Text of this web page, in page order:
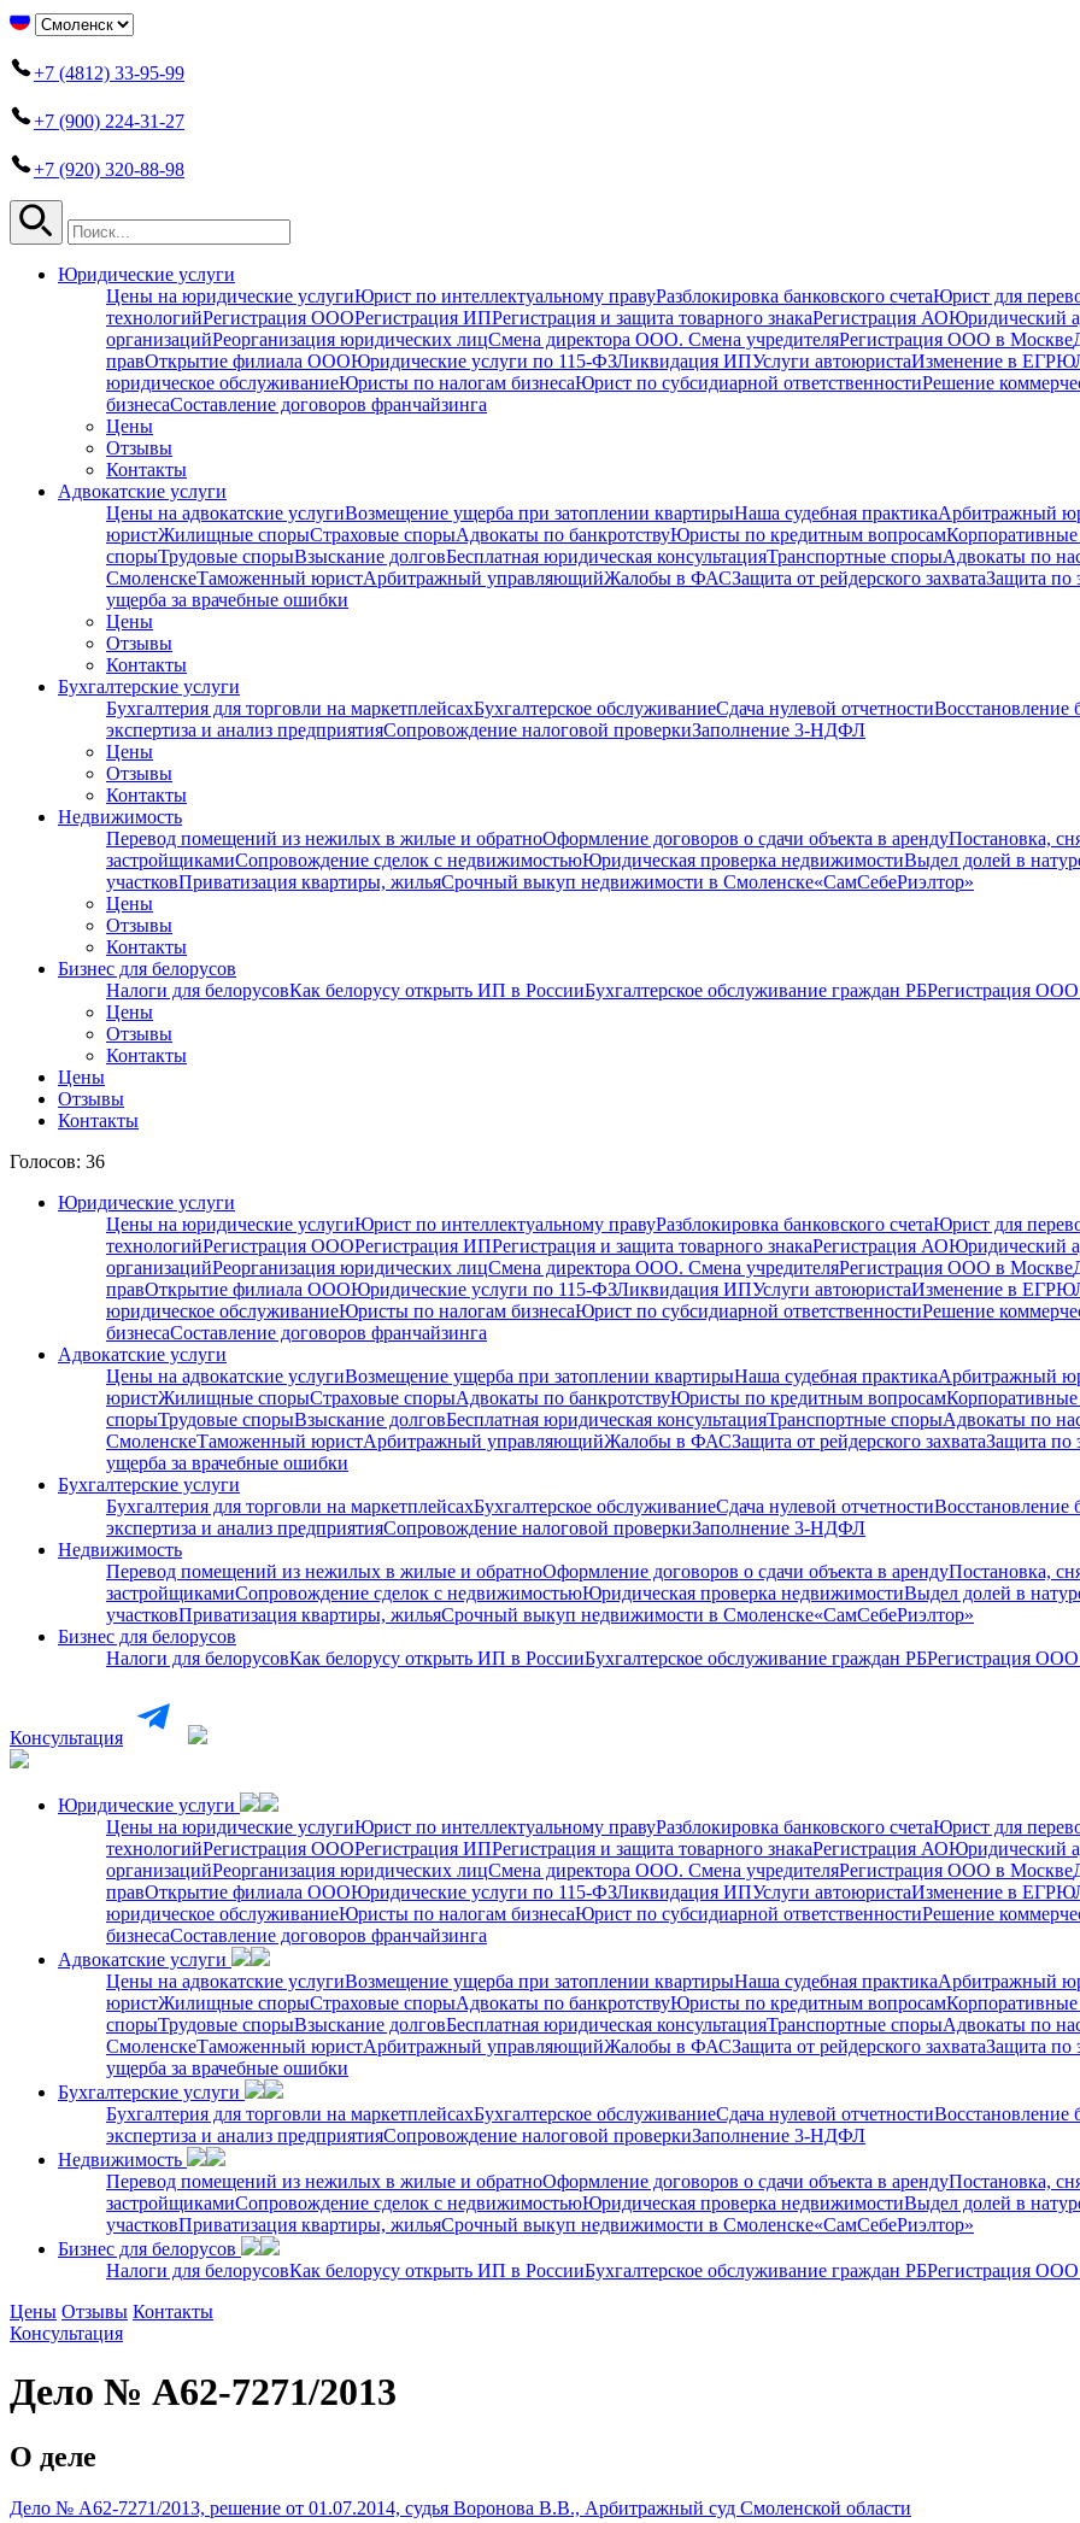
+7 (4812) 33-95-99
+7 (900) 224-31-27
+7 (920) 320-88-98
Юридические услуги
Цены на юридические услугиЮрист по интеллектуальному правуРазблокировка банковского счетаЮрист для
технологийРегистрация ОООРегистрация ИПРегистрация и защита товарного знакаРегистрация АОЮридический
организацийРеорганизация юридических лицСмена директора ООО. Смена учредителяРегистрация ООО в Москве
правОткрытие филиала ОООЮридические услуги по 115-ФЗЛиквидация ИПУслуги автоюристаИзменение в
юридическое обслуживаниеЮристы по налогам бизнесаЮрист по субсидиарной ответственностиРешение
бизнесаСоставление договоров франчайзинга
Цены
Отзывы
Контакты
Адвокатские услуги
Цены на адвокатские услугиВозмещение ущерба при затоплении квартирыНаша судебная практикаАрбитражный
юристЖилищные спорыСтраховые спорыАдвокаты по банкротствуЮристы по кредитным вопросам
спорыТрудовые спорыВзыскание долговБесплатная юридическая консультацияТранспортные спорыАдвокаты по
СмоленскеТаможенный юристАрбитражный управляющийЖалобы в ФАСЗащита от рейдерского захватаЗащита по
ущерба за врачебные ошибки
Цены
Отзывы
Контакты
Бухгалтерские услуги
Бухгалтерия для торговли на маркетплейсахБухгалтерское обслуживаниеСдача нулевой отчетностиВосстановление
экспертиза и анализ предприятияСопровождение налоговой проверкиЗаполнение 3-НДФЛ
Цены
Отзывы
Контакты
Недвижимость
Перевод помещений из нежилых в жилые и обратноОформление договоров о сдачи объекта в арендуПостановка,
застройщикамиСопровождение сделок с недвижимостьюЮридическая проверка недвижимостиВыдел долей в
участковПриватизация квартиры, жильяСрочный выкуп недвижимости в Cмоленске«СамСебеРиэлтор»
Цены
Отзывы
Контакты
Бизнес для белорусов
Налоги для белорусовКак белорусу открыть ИП в РоссииБухгалтерское обслуживание граждан РБРегистрация ООО
Цены
Отзывы
Контакты
Цены
Отзывы
Контакты
Голосов: 36
Юридические услуги
Цены на юридические услугиЮрист по интеллектуальному правуРазблокировка банковского счетаЮрист для
технологийРегистрация ОООРегистрация ИПРегистрация и защита товарного знакаРегистрация АОЮридический
организацийРеорганизация юридических лицСмена директора ООО. Смена учредителяРегистрация ООО в Москве
правОткрытие филиала ОООЮридические услуги по 115-ФЗЛиквидация ИПУслуги автоюристаИзменение в
юридическое обслуживаниеЮристы по налогам бизнесаЮрист по субсидиарной ответственностиРешение
бизнесаСоставление договоров франчайзинга
Адвокатские услуги
Цены на адвокатские услугиВозмещение ущерба при затоплении квартирыНаша судебная практикаАрбитражный
юристЖилищные спорыСтраховые спорыАдвокаты по банкротствуЮристы по кредитным вопросам
спорыТрудовые спорыВзыскание долговБесплатная юридическая консультацияТранспортные спорыАдвокаты по
СмоленскеТаможенный юристАрбитражный управляющийЖалобы в ФАСЗащита от рейдерского захватаЗащита по
ущерба за врачебные ошибки
Бухгалтерские услуги
Бухгалтерия для торговли на маркетплейсахБухгалтерское обслуживаниеСдача нулевой отчетностиВосстановление
экспертиза и анализ предприятияСопровождение налоговой проверкиЗаполнение 3-НДФЛ
Недвижимость
Перевод помещений из нежилых в жилые и обратноОформление договоров о сдачи объекта в арендуПостановка,
застройщикамиСопровождение сделок с недвижимостьюЮридическая проверка недвижимостиВыдел долей в
участковПриватизация квартиры, жильяСрочный выкуп недвижимости в Cмоленске«СамСебеРиэлтор»
Бизнес для белорусов
Налоги для белорусовКак белорусу открыть ИП в РоссииБухгалтерское обслуживание граждан РБРегистрация ООО
Консультация
Юридические услуги
Цены на юридические услугиЮрист по интеллектуальному правуРазблокировка банковского счетаЮрист для
технологийРегистрация ОООРегистрация ИПРегистрация и защита товарного знакаРегистрация АОЮридический
организацийРеорганизация юридических лицСмена директора ООО. Смена учредителяРегистрация ООО в Москве
правОткрытие филиала ОООЮридические услуги по 115-ФЗЛиквидация ИПУслуги автоюристаИзменение в
юридическое обслуживаниеЮристы по налогам бизнесаЮрист по субсидиарной ответственностиРешение
бизнесаСоставление договоров франчайзинга
Адвокатские услуги
Цены на адвокатские услугиВозмещение ущерба при затоплении квартирыНаша судебная практикаАрбитражный
юристЖилищные спорыСтраховые спорыАдвокаты по банкротствуЮристы по кредитным вопросам
спорыТрудовые спорыВзыскание долговБесплатная юридическая консультацияТранспортные спорыАдвокаты по
СмоленскеТаможенный юристАрбитражный управляющийЖалобы в ФАСЗащита от рейдерского захватаЗащита по
ущерба за врачебные ошибки
Бухгалтерские услуги
Бухгалтерия для торговли на маркетплейсахБухгалтерское обслуживаниеСдача нулевой отчетностиВосстановление
экспертиза и анализ предприятияСопровождение налоговой проверкиЗаполнение 3-НДФЛ
Недвижимость
Перевод помещений из нежилых в жилые и обратноОформление договоров о сдачи объекта в арендуПостановка,
застройщикамиСопровождение сделок с недвижимостьюЮридическая проверка недвижимостиВыдел долей в
участковПриватизация квартиры, жильяСрочный выкуп недвижимости в Cмоленске«СамСебеРиэлтор»
Бизнес для белорусов
Налоги для белорусовКак белорусу открыть ИП в РоссииБухгалтерское обслуживание граждан РБРегистрация ООО
Цены Отзывы Контакты
Консультация
Дело № А62-7271/2013
О деле
Дело № А62-7271/2013, решение от 01.07.2014, судья Воронова В.В., Арбитражный суд Смоленской области